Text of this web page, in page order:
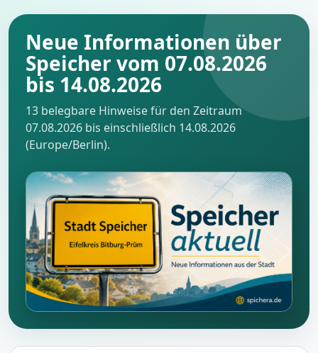
Neue Informationen über
Speicher vom 07.08.2026
bis 14.08.2026
13 belegbare Hinweise für den Zeitraum
07.08.2026 bis einschließlich 14.08.2026
(Europe/Berlin).